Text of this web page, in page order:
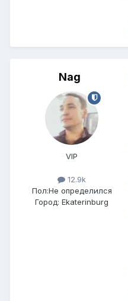
Nag
VIP
12.9k
Пол:Не определился
Город: Ekaterinburg